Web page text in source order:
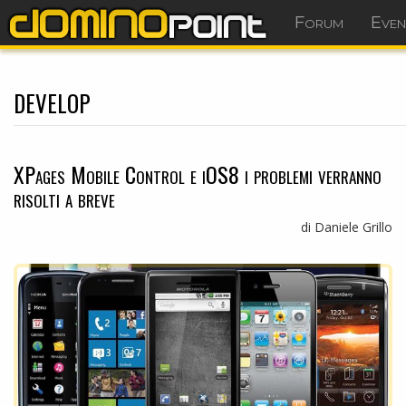
Forum
develop
XPages Mobile Control e iOS8 i problemi verranno
risolti a breve
di Daniele Grillo